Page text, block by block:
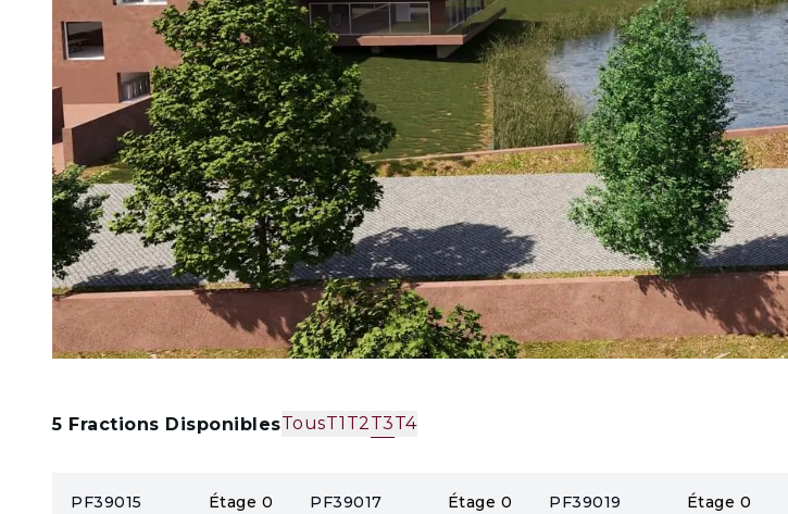
5 Fractions DisponiblesTousT1 T2T3T4
PF39015 Étage 0
PF39017 Étage 0
PF39019 Étage 0